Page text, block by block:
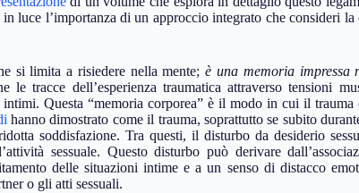
luce l’importanza di un approccio integrato che consideri
si limita a risiedere nella mente;è una memoria impressa
le tracce dell’esperienza traumatica attraverso tensioni
Questa “memoria corporea” è il modo in cui il trauma
hanno dimostrato come il trauma, soprattutto se subito
soddisfazione. Tra questi, il disturbo da desiderio
sessuale. Questo disturbo può derivare
delle situazioni intime e a un senso di distacco
o gli atti sessuali.